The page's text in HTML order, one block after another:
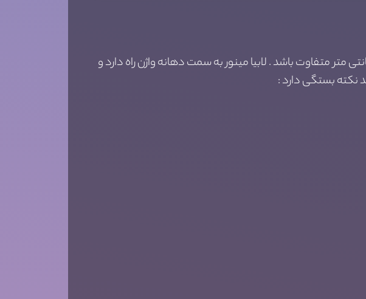
خارجی ناحیه تناسلی زنان شامل لابیا مینور و لابیا ماژور می تواند از 7 تا 12 سانتی متر متفاوت باشد . لابیا مینور به سمت دهانه واژن راه دارد و
نکته بستگی دارد :